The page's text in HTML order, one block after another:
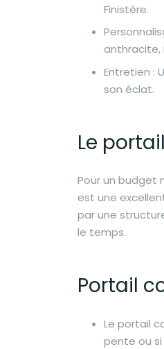
Finistère.
anthracite,
Entretien :
son éclat.
Le
Pour un budget
est une
par une
le temps.
Portail
Le portail
pente ou